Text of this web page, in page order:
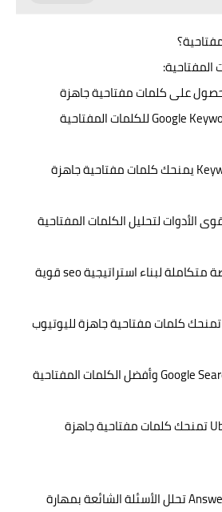
المفتاحية:
7. أداة Ubersuggest تمنحك كلمات مفتاحية جاهزة